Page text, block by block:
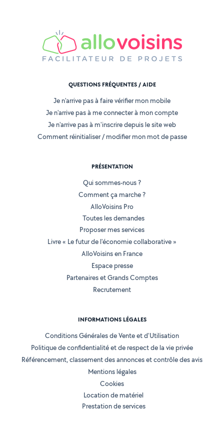
QUESTIONS FRÉQUENTES / AIDE
Je n'arrive pas à faire vérifier mon mobile
Je n'arrive pas à me connecter à mon compte
Je n'arrive pas à m'inscrire depuis le site web
Comment réinitialiser / modifier mon mot de passe
PRÉSENTATION
Qui sommes-nous ?
Comment ça marche ?
AlloVoisins Pro
Toutes les demandes
Proposer mes services
Livre « Le futur de l'économie collaborative »
AlloVoisins en France
Espace presse
Partenaires et Grands Comptes
Recrutement
INFORMATIONS LÉGALES
Conditions Générales de Vente et d'Utilisation
Politique de confidentialité et de respect de la vie privée
Référencement, classement des annonces et contrôle des avis
Mentions légales
Cookies
Location de matériel
Prestation de services